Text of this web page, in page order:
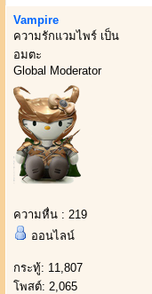
Vampire
ความรักแวมไพร์ เป็น
อมตะ
Global Moderator
ความหื่น : 219
ออนไลน์
กระทู้: 11,807
โพสต์: 2,065